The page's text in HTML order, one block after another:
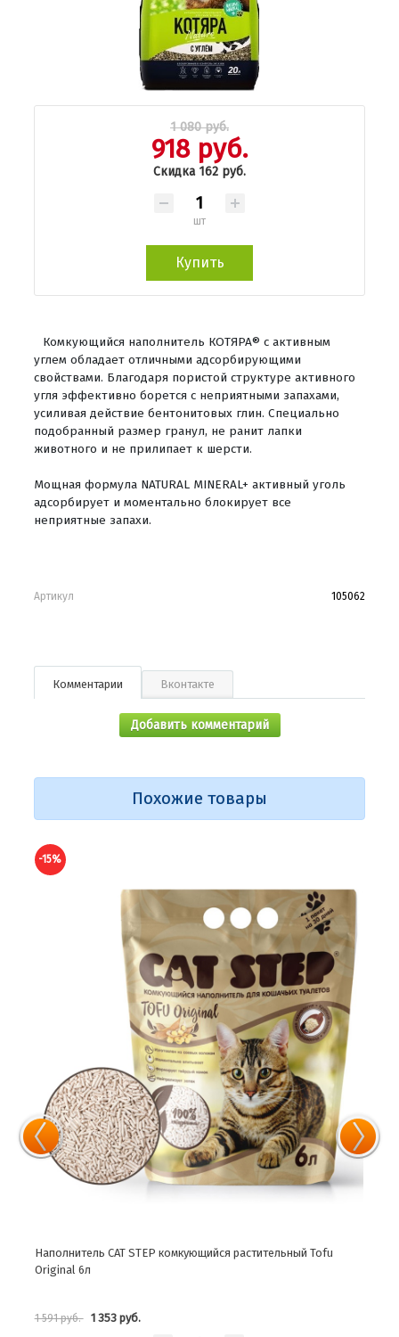
1 080 руб.
918 руб.
Скидка 162 руб.
шт
Купить
Комкующийся наполнитель КОТЯРА® с активным
углем обладает отличными адсорбирующими
свойствами. Благодаря пористой структуре активного
угля эффективно борется с неприятными запахами,
усиливая действие бентонитовых глин. Специально
подобранный размер гранул, не ранит лапки
животного и не прилипает к шерсти.
Мощная формула NATURAL MINERAL+ активный уголь
адсорбирует и моментально блокирует все
неприятные запахи.
Артикул 105062
Комментарии Вконтакте
Добавить комментарий
Похожие товары
-15%
Наполнитель CAT STEP комкующийся растительный Tofu
Original 6л
1 591 руб. 1 353 руб.